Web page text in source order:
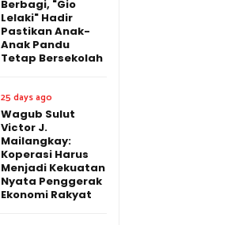
Berbagi, "Gio
Lelaki" Hadir
Pastikan Anak-
Anak Pandu
Tetap Bersekolah
25 days ago
Wagub Sulut
Victor J.
Mailangkay:
Koperasi Harus
Menjadi Kekuatan
Nyata Penggerak
Ekonomi Rakyat